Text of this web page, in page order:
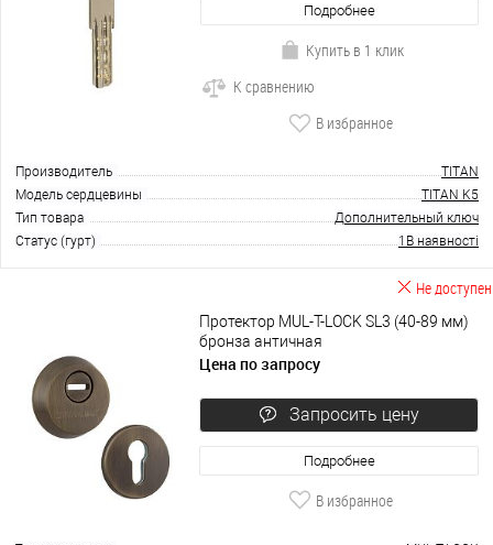
Подробнее
Купить в 1 клик
К сравнению
В избранное
Производитель
TITAN
Модель сердцевины
TITAN K5
Тип товара
Дополнительный ключ
Статус (гурт)
1В наявності
Не доступен
Протектор MUL-T-LOCK SL3 (40-89 мм)
бронза античная
Цена по запросу
Запросить цену
Подробнее
В избранное